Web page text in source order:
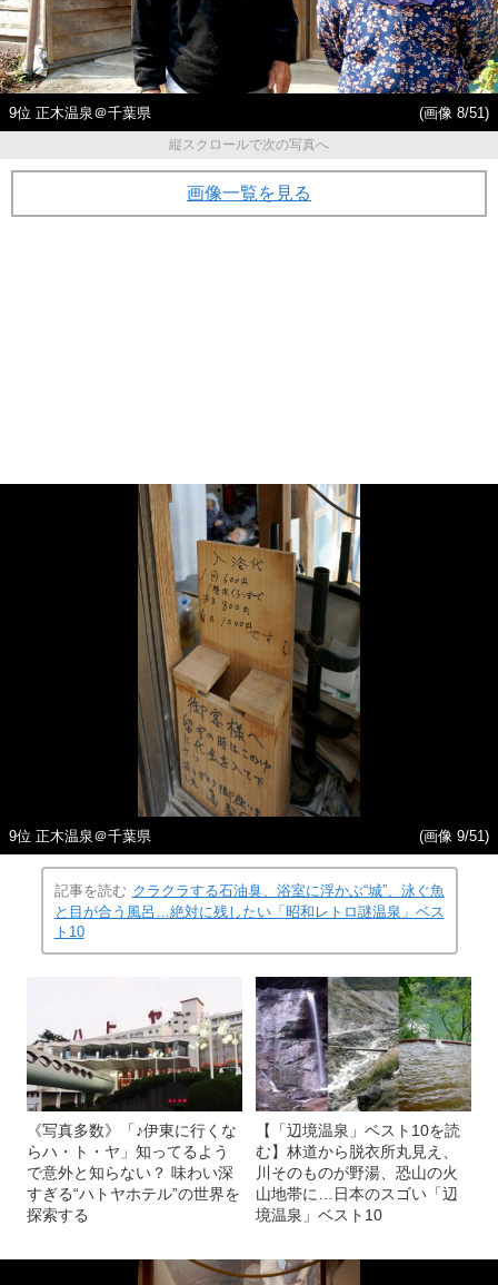
9位 正木温泉＠千葉県
(画像 8/51)
縦スクロールで次の写真へ
画像一覧を見る
9位 正木温泉＠千葉県 (画像 9/51)
記事を読む クラクラする石油臭、浴室に浮かぶ“城”、泳ぐ魚
と目が合う風呂…絶対に残したい「昭和レトロ謎温泉」ベス
ト10
《写真多数》「♪伊東に行くな
らハ・ト・ヤ」知ってるよう
で意外と知らない？ 味わい深
すぎる“ハトヤホテル”の世界を
探索する
【「辺境温泉」ベスト10を読
む】林道から脱衣所丸見え、
川そのものが野湯、恐山の火
山地帯に…日本のスゴい「辺
境温泉」ベスト10